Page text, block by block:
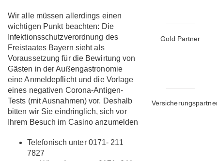
Wir alle müssen allerdings einen
wichtigen Punkt beachten: Die
Infektionsschutzverordnung des
Freistaates Bayern sieht als
Voraussetzung für die Bewirtung von
Gästen in der Außengastronomie
eine Anmeldepflicht und die Vorlage
eines negativen Corona-Antigen-
Tests (mit Ausnahmen) vor. Deshalb
bitten wir Sie eindringlich, sich vor
Ihrem Besuch im Casino anzumelden
Telefonisch unter 0171- 211
7827
Gold Partner